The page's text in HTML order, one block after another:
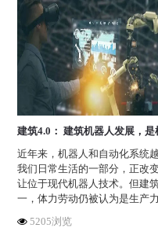
建筑4.0： 建筑机器人发展，是
近年来，机器人和自动化系统
我们日常生活的一部分，正改
让位于现代机器人技术。‎但建
一，体力劳动仍被认为是生产
5205浏览